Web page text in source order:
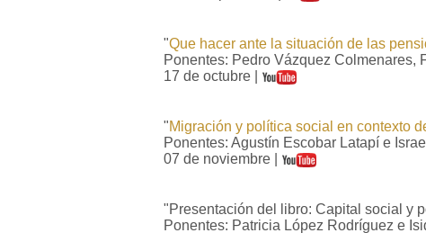
"Que hacer ante la situación de las
Ponentes: Pedro Vázquez Colmenares,
17 de octubre |
"Migración y política social en contexto
Ponentes: Agustín Escobar Latapí e
07 de noviembre |
"Presentación del libro: Capital social y
Ponentes: Patricia López Rodríguez e